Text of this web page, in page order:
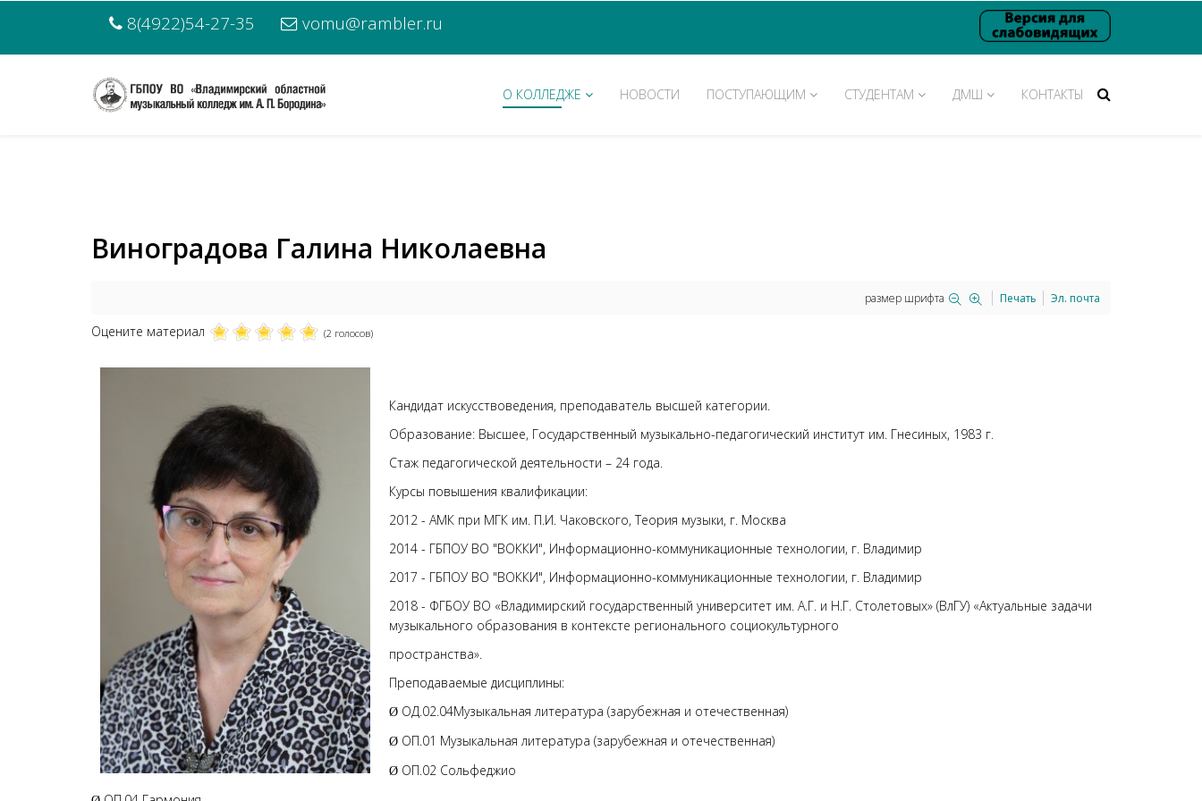
8(4922)54-27-35 vomu@rambler.ru
О КОЛЛЕДЖЕ НОВОСТИ ПОСТУПАЮЩИМ СТУДЕНТАМ ДМШ КОНТАКТЫ
Виноградова Галина Николаевна
размер шрифта Печать Эл. почта
Оцените материал (2 голосов)
Кандидат искусствоведения, преподаватель высшей категории.
Образование: Высшее, Государственный музыкально-педагогический институт им. Гнесиных, 1983 г.
Стаж педагогической деятельности – 24 года.
Курсы повышения квалификации:
2012 - АМК при МГК им. П.И. Чаковского, Теория музыки, г. Москва
2014 - ГБПОУ ВО "ВОККИ", Информационно-коммуникационные технологии, г. Владимир
2017 - ГБПОУ ВО "ВОККИ", Информационно-коммуникационные технологии, г. Владимир
2018 - ФГБОУ ВО «Владимирский государственный университет им. А.Г. и Н.Г. Столетовых» (ВлГУ) «Актуальные задачи
музыкального образования в контексте регионального социокультурного
пространства».
Преподаваемые дисциплины:
Ø ОД.02.04Музыкальная литература (зарубежная и отечественная)
Ø ОП.01 Музыкальная литература (зарубежная и отечественная)
Ø ОП.02 Сольфеджио